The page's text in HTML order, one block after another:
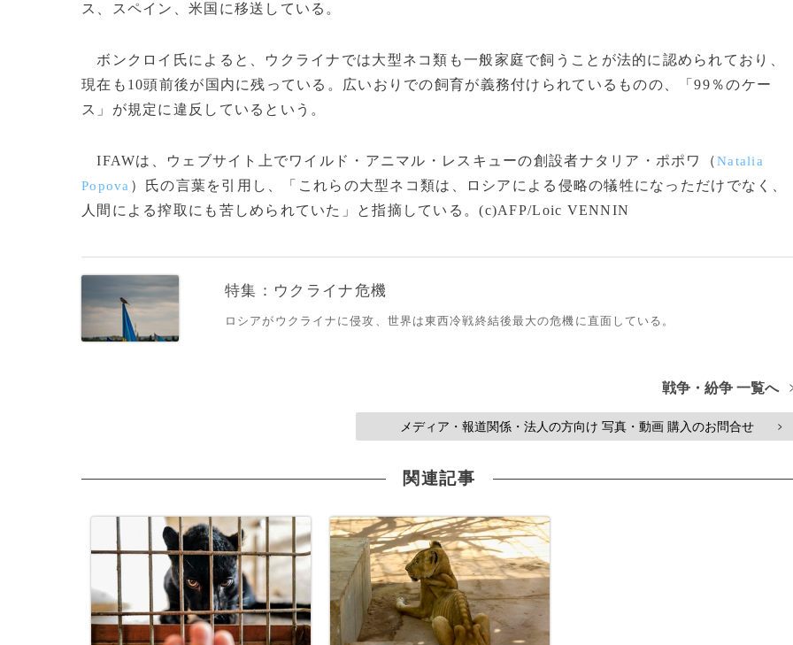
ス、スペイン、米国に移送している。
ボンクロイ氏によると、ウクライナでは大型ネコ類も一般家庭で飼うことが法的に認められており、
現在も10頭前後が国内に残っている。広いおりでの飼育が義務付けられているものの、「99％のケー
ス」が規定に違反しているという。
IFAWは、ウェブサイト上でワイルド・アニマル・レスキューの創設者ナタリア・ポポワ（Natalia
Popova ）氏の言葉を引用し、「これらの大型ネコ類は、ロシアによる侵略の犠牲になっただけでなく、
人間による搾取にも苦しめられていた」と指摘している。(c)AFP/Loic VENNIN
特集：ウクライナ危機
ロシアがウクライナに侵攻、世界は東西冷戦終結後最大の危機に直面している。
戦争・紛争 一覧へ
メディア・報道関係・法人の方向け 写真・動画 購入のお問合せ >
関連記事